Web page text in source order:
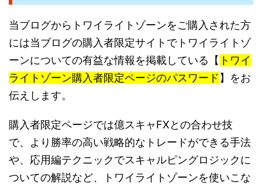
当ブログからトワイライトゾーンをご購入された方
には当ブログの購入者限定サイトでトワイライトゾ
ーンについての有益な情報を掲載している【 トワイ
ライトゾーン購入者限定ページのパスワード】をお
伝えします。
購入者限定ページでは億スキャFXとの合わせ技
で、より勝率の高い戦略的なトレードができる手法
や、応用編テクニックでスキャルピングロジックに
ついての解説など、トワイライトゾーンを使いこな